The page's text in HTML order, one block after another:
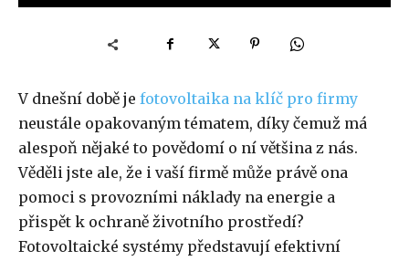
V dnešní době je fotovoltaika na klíč pro firmy
neustále opakovaným tématem, díky čemuž má
alespoň nějaké to povědomí o ní většina z nás.
Věděli jste ale, že i vaší firmě může právě ona
pomoci s provozními náklady na energie a
přispět k ochraně životního prostředí?
Fotovoltaické systémy představují efektivní